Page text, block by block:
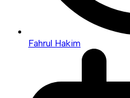
Fahrul Hakim